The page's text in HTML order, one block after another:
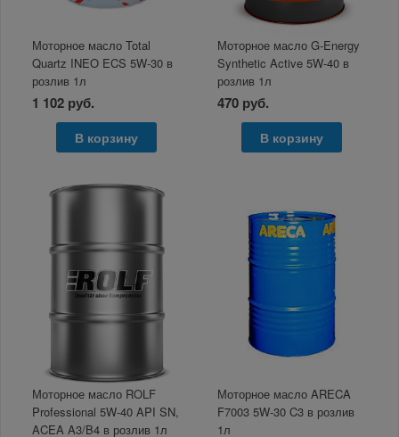
Моторное масло Total
Quartz INEO ECS 5W-30 в
розлив 1л
1 102 руб.
В корзину
Моторное масло G-Energy
Synthetic Active 5W-40 в
розлив 1л
470 руб.
В корзину
Моторное масло ROLF
Professional 5W-40 API SN,
ACEA A3/B4 в розлив 1л
Моторное масло ARECA
F7003 5W-30 C3 в розлив
1л